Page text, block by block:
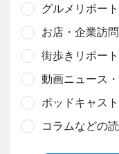
グルメリポート
お店・企業訪
街歩きリポート
動画ニュース
ポッドキャス
コラムなどの